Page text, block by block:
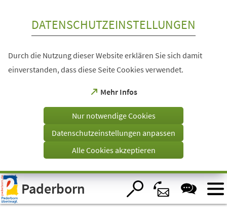
Visuelle
Assistenzsoftware
öffnen.
DATENSCHUTZEINSTELLUNGEN
Durch die Nutzung dieser Website erklären Sie sich damit
einverstanden, dass diese Seite Cookies verwendet.
Mehr Infos
(Öffnet
einem
Tab)
Nur notwendige Cookies
Datenschutzeinstellungen anpassen
Alle Cookies akzeptieren
Paderborn